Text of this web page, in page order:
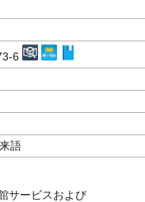
6
語
サービスおよび